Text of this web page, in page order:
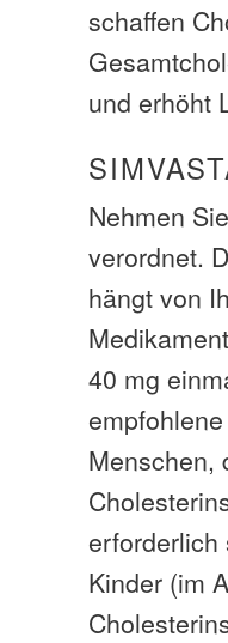
schaffen
und erhöht
Nehmen
verordnet.
hängt von
40 mg
Menschen,
Kinder (im